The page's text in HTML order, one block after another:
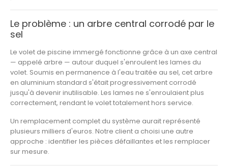
Le problème : un arbre central corrodé par le
sel
Le volet de piscine immergé fonctionne grâce à un axe central
— appelé arbre — autour duquel s'enroulent les lames du
volet. Soumis en permanence à l'eau traitée au sel, cet arbre
en aluminium standard s'était progressivement corrodé
jusqu'à devenir inutilisable. Les lames ne s'enroulaient plus
correctement, rendant le volet totalement hors service.
Un remplacement complet du système aurait représenté
plusieurs milliers d'euros. Notre client a choisi une autre
approche : identifier les pièces défaillantes et les remplacer
sur mesure.